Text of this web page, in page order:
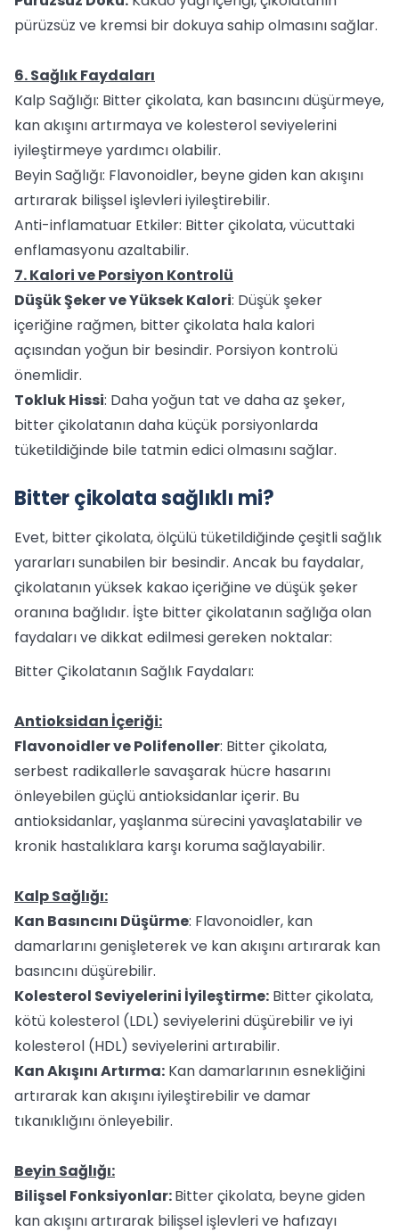
pürüzsüz ve kremsi bir dokuya sahip olmasını sağlar.
6. Sağlık Faydaları
Kalp Sağlığı: Bitter çikolata, kan basıncını düşürmeye,
kan akışını artırmaya ve kolesterol seviyelerini
iyileştirmeye yardımcı olabilir.
Beyin Sağlığı: Flavonoidler, beyne giden kan akışını
artırarak bilişsel işlevleri iyileştirebilir.
Anti-inflamatuar Etkiler: Bitter çikolata, vücuttaki
enflamasyonu azaltabilir.
7. Kalori ve Porsiyon Kontrolü
Düşük Şeker ve Yüksek Kalori: Düşük şeker
içeriğine rağmen, bitter çikolata hala kalori
açısından yoğun bir besindir. Porsiyon kontrolü
önemlidir.
Tokluk Hissi: Daha yoğun tat ve daha az şeker,
bitter çikolatanın daha küçük porsiyonlarda
tüketildiğinde bile tatmin edici olmasını sağlar.
Bitter çikolata sağlıklı mi?
Evet, bitter çikolata, ölçülü tüketildiğinde çeşitli sağlık
yararları sunabilen bir besindir. Ancak bu faydalar,
çikolatanın yüksek kakao içeriğine ve düşük şeker
oranına bağlıdır. İşte bitter çikolatanın sağlığa olan
faydaları ve dikkat edilmesi gereken noktalar:
Bitter Çikolatanın Sağlık Faydaları:
Antioksidan İçeriği:
Flavonoidler ve Polifenoller: Bitter çikolata,
serbest radikallerle savaşarak hücre hasarını
önleyebilen güçlü antioksidanlar içerir. Bu
antioksidanlar, yaşlanma sürecini yavaşlatabilir ve
kronik hastalıklara karşı koruma sağlayabilir.
Kalp Sağlığı:
Kan Basıncını Düşürme: Flavonoidler, kan
damarlarını genişleterek ve kan akışını artırarak kan
basıncını düşürebilir.
Kolesterol Seviyelerini İyileştirme: Bitter çikolata,
kötü kolesterol (LDL) seviyelerini düşürebilir ve iyi
kolesterol (HDL) seviyelerini artırabilir.
Kan Akışını Artırma: Kan damarlarının esnekliğini
artırarak kan akışını iyileştirebilir ve damar
tıkanıklığını önleyebilir.
Beyin Sağlığı:
Bilişsel Fonksiyonlar:Bitter çikolata, beyne giden
kan akışını artırarak bilişsel işlevleri ve hafızayı